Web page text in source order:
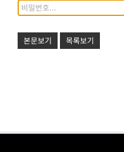
본문보기 목록보기